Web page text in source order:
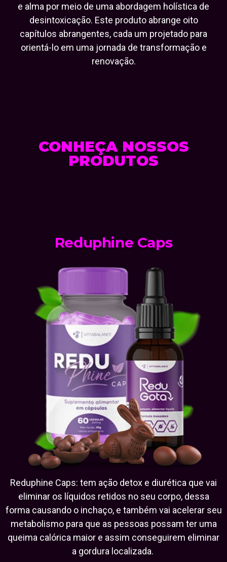
e alma por meio de uma abordagem holística de
desintoxicação. Este produto abrange oito
capítulos abrangentes, cada um projetado para
orientá-lo em uma jornada de transformação e
renovação.
CONHEÇA NOSSOS
PRODUTOS
Reduphine Caps
Reduphine Caps: tem ação detox e diurética que vai
eliminar os líquidos retidos no seu corpo, dessa
forma causando o inchaço, e também vai acelerar seu
metabolismo para que as pessoas possam ter uma
queima calórica maior e assim conseguirem eliminar
a gordura localizada.